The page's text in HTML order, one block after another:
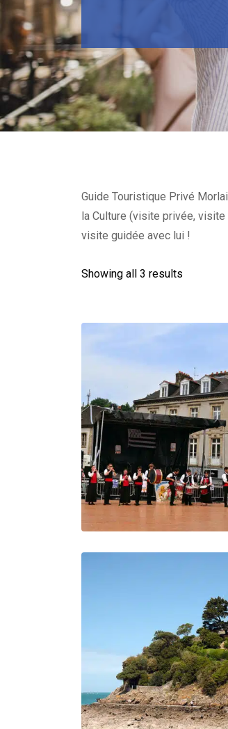
Guide Touristique Privé
la Culture (visite privée,
visite guidée avec lui !
Showing all 3 results